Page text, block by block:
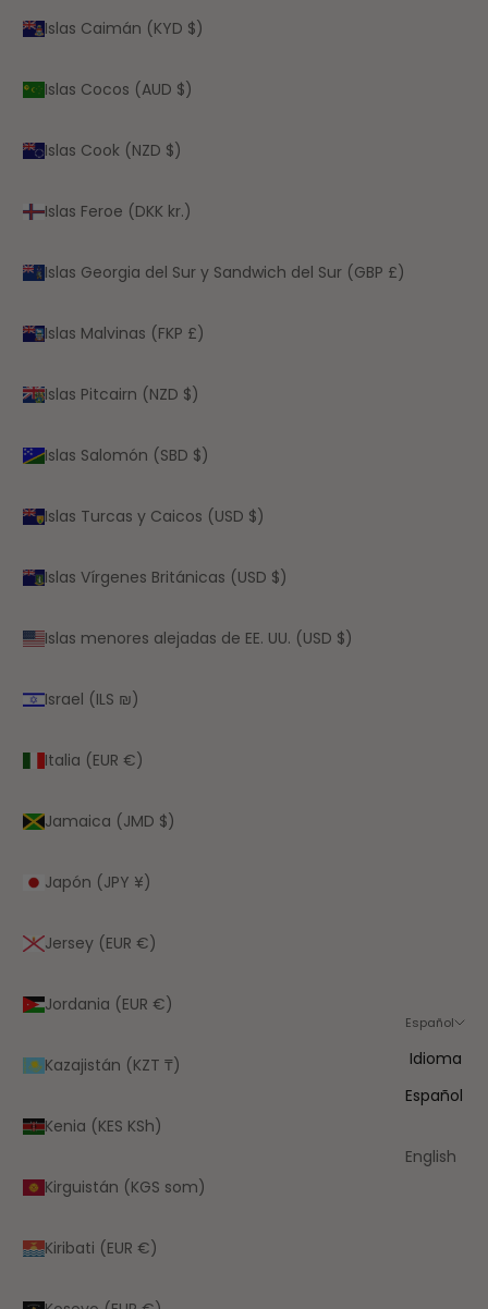
Islas Caimán (KYD $)
Islas Cocos (AUD $)
Islas Cook (NZD $)
Islas Feroe (DKK kr.)
Islas Georgia del Sur y Sandwich del Sur (GBP £)
Islas Malvinas (FKP £)
Islas Pitcairn (NZD $)
Islas Salomón (SBD $)
Islas Turcas y Caicos (USD $)
Islas Vírgenes Británicas (USD $)
Islas menores alejadas de EE. UU. (USD $)
Israel (ILS ₪)
Italia (EUR €)
Jamaica (JMD $)
Japón (JPY ¥)
Jersey (EUR €)
Jordania (EUR €)
Kazajistán (KZT ₸)
Kenia (KES KSh)
Kirguistán (KGS som)
Kiribati (EUR €)
Español
Idioma
Español
English